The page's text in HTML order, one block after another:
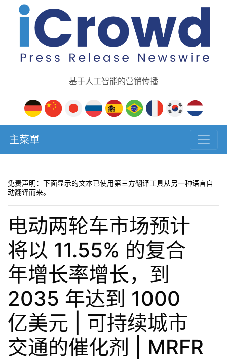
基于人工智能的营销传播
主菜單
免责声明：下面显示的文本已使用第三方翻译工具从另一种语言自
动翻译而来。
电动两轮车市场预计
将以 11.55% 的复合
年增长率增长，到
2035 年达到 1000
亿美元 | 可持续城市
交通的催化剂 | MRFR